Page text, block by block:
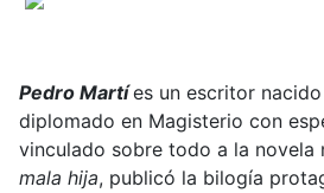
Pedro Martíes un escritor
diplomado en Magisterio con
vinculado sobre todo a la novela
mala hija, publicó la bilogía